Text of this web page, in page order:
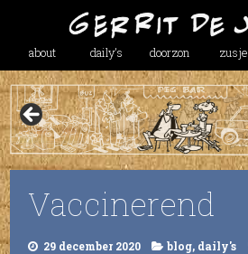
about daily’s doorzon zusje
Vaccinerend
29 december 2020 blog, daily's